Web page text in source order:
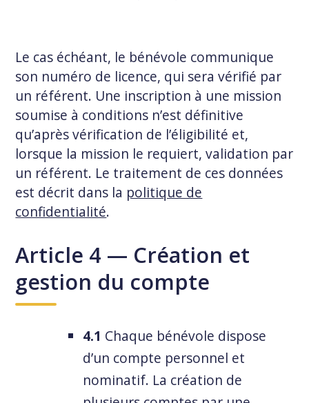
Le cas échéant, le bénévole communique
son numéro de licence, qui sera vérifié par
un référent. Une inscription à une mission
soumise à conditions n’est définitive
qu’après vérification de l’éligibilité et,
lorsque la mission le requiert, validation par
un référent. Le traitement de ces données
est décrit dans la politique de
confidentialité.
Article 4 — Création et
gestion du compte
4.1 Chaque bénévole dispose
d’un compte personnel et
nominatif. La création de